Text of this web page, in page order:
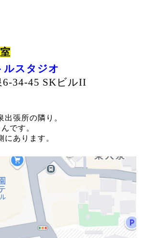
スタジオ
6-34-45 SKビルII
出張所の隣り。
です。
にあります。